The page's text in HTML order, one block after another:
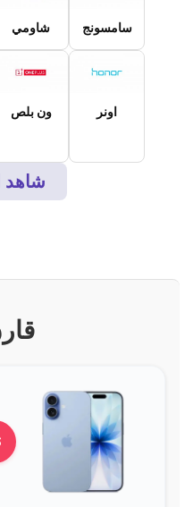
سامسونج شاومي
اونر ون بلص
شاهد